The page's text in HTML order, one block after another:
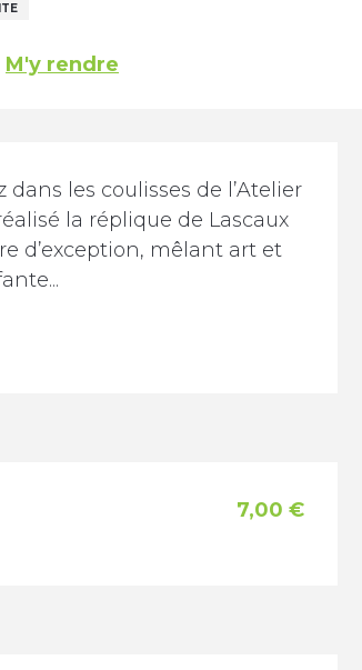
M'y rendre
les coulisses de l’Atelier
la réplique de Lascaux
d’exception, mêlant art et
7,00 €